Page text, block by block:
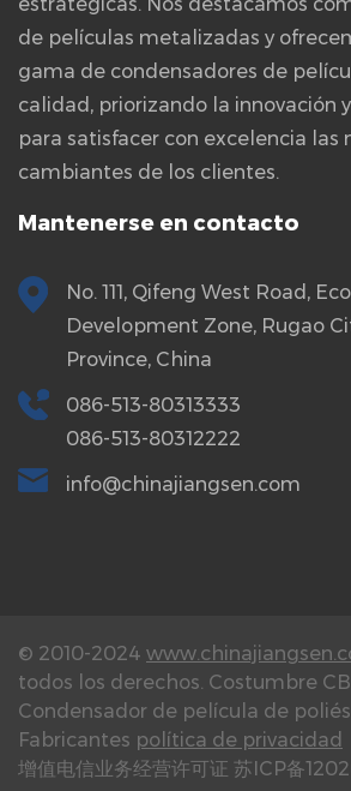
estratégicas. Nos destacamos
de películas metalizadas y
gama de condensadores de
calidad, priorizando la innovación
para satisfacer con excelencia las
cambiantes de los clientes.
Mantenerse en contacto
No. 111, Qifeng West Road,
Development Zone, Rugao
Province, China
086-513-80313333
086-513-80312222
info@chinajiangsen.com
© 2010-2024
todos los derechos. Costumbre
Condensador de película de
Fabricantes política de privacidad
增值电信业务经营许可证 苏ICP备